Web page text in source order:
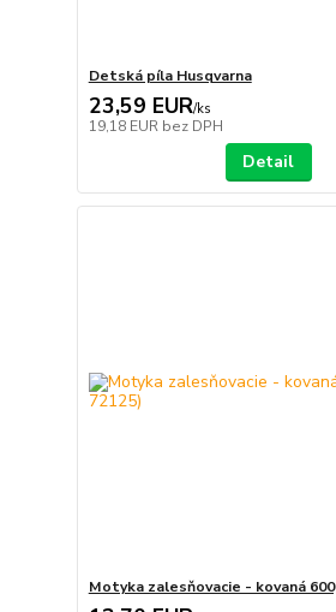
Detská píla Husqvarna
23,59 EUR/ks
19,18 EUR bez DPH
Detail
Motyka zalesňovacie - kovaná